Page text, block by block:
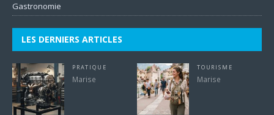
Gastronomie
LES DERNIERS ARTICLES
PRATIQUE
Marise
TOURISME
Marise